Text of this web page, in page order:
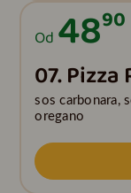
Od 4890
07. Pizza
sos carbonara,
oregano